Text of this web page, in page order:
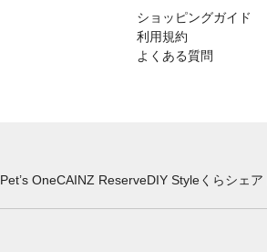
ショッピングガイド
利用規約
よくある質問
Pet’s OneCAINZ ReserveDIY Styleくらシェア